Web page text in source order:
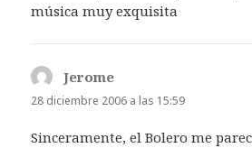
música muy exquisita
Jerome
28 diciembre 2006 a las 15:59
Sinceramente, el Bolero me